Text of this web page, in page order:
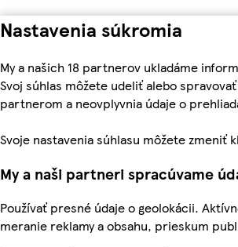
Nastavenia súkromia
My a našich 18 partnerov ukladáme
Svoj súhlas môžete udeliť alebo
partnerom a neovplyvnia údaje o
Svoje nastavenia súhlasu môžete zmeniť
My a naši partneri spracúvame
Používať presné údaje o geolokácii.
meranie reklamy a obsahu, prieskum